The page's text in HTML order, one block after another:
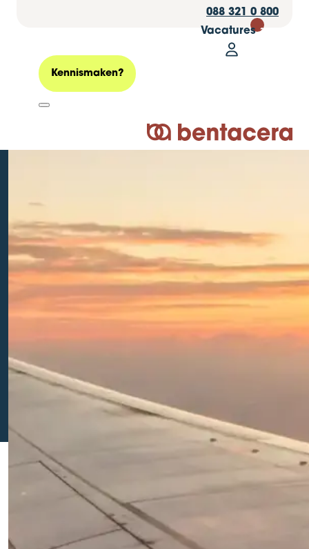
088 321 0 800
Vacatures 30
Mijn
Logo Bentacera
Kennismaken?
buiten Nederland
Geplaatst op: 04 oktober 2023
Belasting